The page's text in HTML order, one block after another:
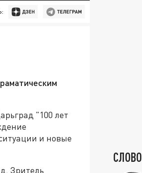
"100 лет
и новые
Зритель